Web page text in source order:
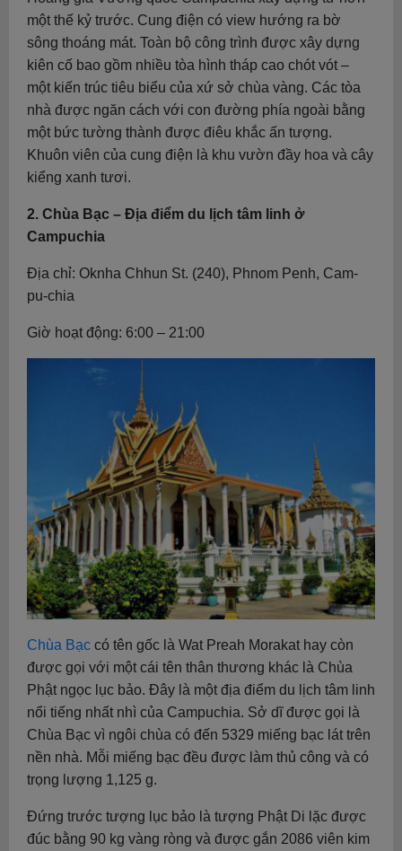
một thế kỷ trước. Cung điện có view hướng ra bờ
sông thoáng mát. Toàn bộ công trình được xây dựng
kiên cố bao gồm nhiều tòa hình tháp cao chót vót –
một kiến trúc tiêu biểu của xứ sở chùa vàng. Các tòa
nhà được ngăn cách với con đường phía ngoài bằng
một bức tường thành được điêu khắc ấn tượng.
Khuôn viên của cung điện là khu vườn đầy hoa và cây
kiểng xanh tươi.
2. Chùa Bạc – Địa điểm du lịch tâm linh ở
Campuchia
Địa chỉ: Oknha Chhun St. (240), Phnom Penh, Cam-
pu-chia
Giờ hoạt động: 6:00 – 21:00
Chùa Bạc có tên gốc là Wat Preah Morakat hay còn
được gọi với một cái tên thân thương khác là Chùa
Phật ngọc lục bảo. Đây là một địa điểm du lịch tâm linh
nổi tiếng nhất nhì của Campuchia. Sở dĩ được gọi là
Chùa Bạc vì ngôi chùa có đến 5329 miếng bạc lát trên
nền nhà. Mỗi miếng bạc đều được làm thủ công và có
trọng lượng 1,125 g.
Đứng trước tượng lục bảo là tượng Phật Di lặc được
đúc bằng 90 kg vàng ròng và được gắn 2086 viên kim